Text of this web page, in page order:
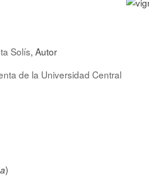
Solís, Autor
de la Universidad Central
)